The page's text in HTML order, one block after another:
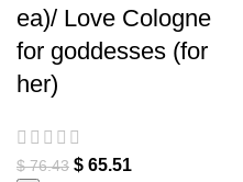
ea)/ Love Cologne
for goddesses (for
her)
$76.43 $ 65.51